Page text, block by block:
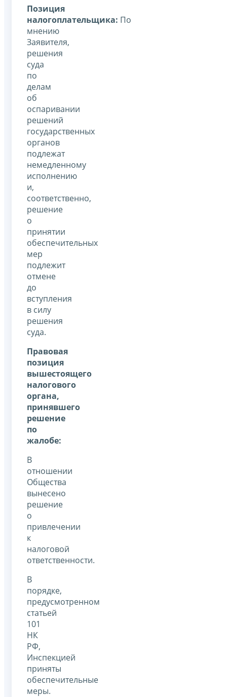
Позиция
налогоплательщика: По
мнению
Заявителя,
решения
суда
по
делам
об
оспаривании
решений
государственных
органов
подлежат
немедленному
исполнению
и,
соответственно,
решение
о
принятии
обеспечительных
мер
подлежит
отмене
до
вступления
в силу
решения
суда.
Правовая
позиция
вышестоящего
налогового
органа,
принявшего
решение
по
жалобе:
В
отношении
Общества
вынесено
решение
о
привлечении
к
налоговой
ответственности.
В
порядке,
предусмотренном
статьей
101
НК
РФ,
Инспекцией
приняты
обеспечительные
меры.